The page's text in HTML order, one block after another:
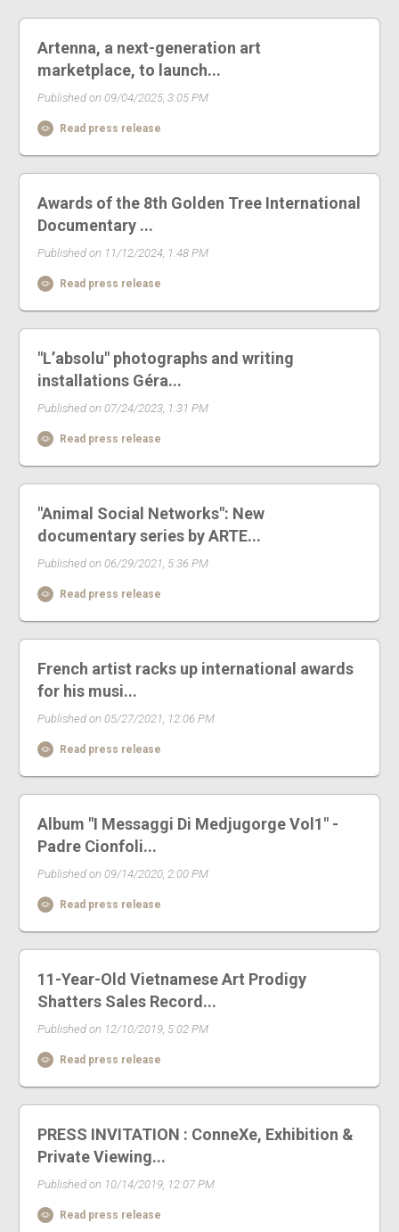
Artenna, a next-generation art
marketplace, to launch...
Published on 09/04/2025, 3:05 PM
Read press release
Awards of the 8th Golden Tree International
Documentary ...
Published on 11/12/2024, 1:48 PM
Read press release
"L’absolu" photographs and writing
installations Géra...
Published on 07/24/2023, 1:31 PM
Read press release
"Animal Social Networks": New
documentary series by ARTE...
Published on 06/29/2021, 5:36 PM
Read press release
French artist racks up international awards
for his musi...
Published on 05/27/2021, 12:06 PM
Read press release
Album "I Messaggi Di Medjugorge Vol1" -
Padre Cionfoli...
Published on 09/14/2020, 2:00 PM
Read press release
11-Year-Old Vietnamese Art Prodigy
Shatters Sales Record...
Published on 12/10/2019, 5:02 PM
Read press release
PRESS INVITATION : ConneXe, Exhibition &
Private Viewing...
Published on 10/14/2019, 12:07 PM
Read press release